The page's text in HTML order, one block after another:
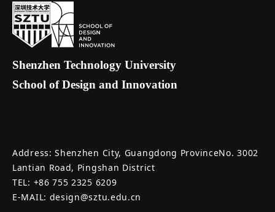
Shenzhen Technology University
School of Design and Innovation
Address: Shenzhen City, Guangdong ProvinceNo. 3002
Lantian Road, Pingshan District
TEL: +86 755 2325 6209
E-MAIL: design@sztu.edu.cn